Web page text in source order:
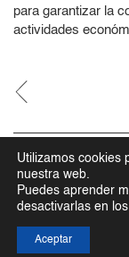
para garantizar la
actividades
Carrer de la
Utilizamos cookies
nuestra web.
Puedes aprender
desactivarlas en los
Aceptar